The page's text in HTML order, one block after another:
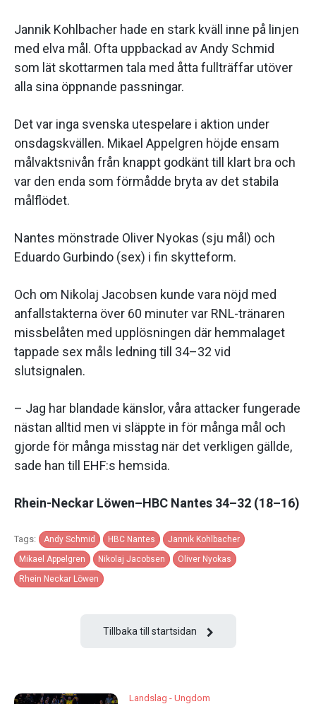
Jannik Kohlbacher hade en stark kväll inne på linjen
med elva mål. Ofta uppbackad av Andy Schmid
som lät skottarmen tala med åtta fullträffar utöver
alla sina öppnande passningar.
Det var inga svenska utespelare i aktion under
onsdagskvällen. Mikael Appelgren höjde ensam
målvaktsnivån från knappt godkänt till klart bra och
var den enda som förmådde bryta av det stabila
målflödet.
Nantes mönstrade Oliver Nyokas (sju mål) och
Eduardo Gurbindo (sex) i fin skytteform.
Och om Nikolaj Jacobsen kunde vara nöjd med
anfallstakterna över 60 minuter var RNL-tränaren
missbelåten med upplösningen där hemmalaget
tappade sex måls ledning till 34–32 vid
slutsignalen.
– Jag har blandade känslor, våra attacker fungerade
nästan alltid men vi släppte in för många mål och
gjorde för många misstag när det verkligen gällde,
sade han till EHF:s hemsida.
Rhein-Neckar Löwen–HBC Nantes 34–32 (18–16)
Tags: Andy Schmid HBC Nantes
Jannik Kohlbacher
Mikael Appelgren
Nikolaj Jacobsen
Oliver Nyokas
Rhein Neckar Löwen
Tillbaka till startsidan
Landslag - Ungdom